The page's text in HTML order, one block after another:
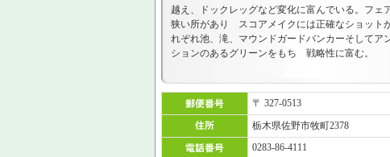
越え、ドックレッグなど変化に富んでいる。フェ
狭い所があり スコアメイクには正確なショット
れぞれ池、滝、マウンドガードバンカーそしてア
ションのあるグリーンをもち 戦略性に富む。
〒 327-0513
栃木県佐野市牧町2378
0283-86-4111